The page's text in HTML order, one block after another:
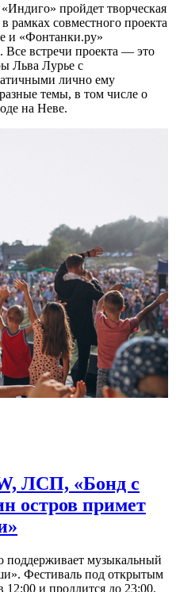
пройдет творческая
рамках совместного проекта
и «Фонтанки.ру»
Все встречи проекта — это
Льва Лурье с
лично ему
темы, в том числе о
на Неве.
ЛСП, «Бонд с
остров примет
поддерживает музыкальный
Фестиваль под открытым
12:00 и продлится до 23:00.